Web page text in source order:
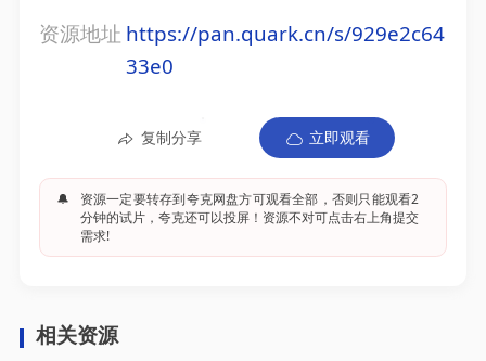
资源地址 https://pan.quark.cn/s/929e2c64
33e0
复制分享 立即观看
🔔
资源一定要转存到夸克网盘方可观看全部，否则只能观看2
分钟的试片，夸克还可以投屏！资源不对可点击右上角提交
需求!
相关资源